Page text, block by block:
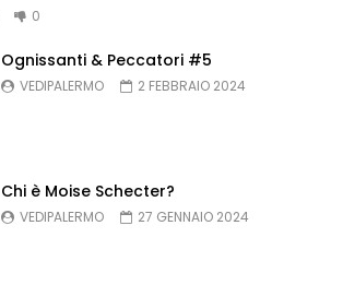
VEDIPALERMO
Ognissanti & Peccatori #5
0
Ognissanti & Peccatori #5
VEDIPALERMO 2 FEBBRAIO 2024
Chi è Moise Schecter?
VEDIPALERMO 27 GENNAIO 2024